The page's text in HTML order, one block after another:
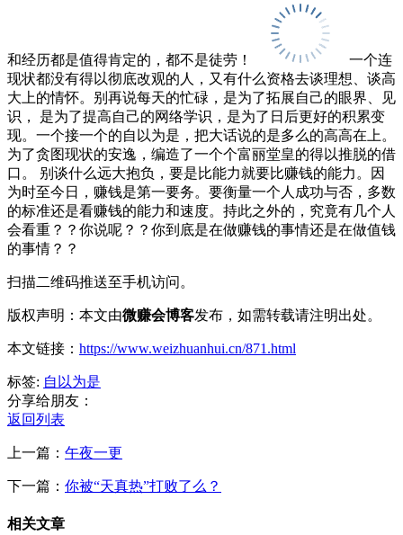
和经历都是值得肯定的，都不是徒劳！
一个连
现状都没有得以彻底改观的人，又有什么资格去谈理想、谈高
大上的情怀。别再说每天的忙碌，是为了拓展自己的眼界、见
识， 是为了提高自己的网络学识，是为了日后更好的积累变
现。一个接一个的自以为是，把大话说的是多么的高高在上。
为了贪图现状的安逸，编造了一个个富丽堂皇的得以推脱的借
口。 别谈什么远大抱负，要是比能力就要比赚钱的能力。因
为时至今日，赚钱是第一要务。要衡量一个人成功与否，多数
的标准还是看赚钱的能力和速度。持此之外的，究竟有几个人
会看重？？你说呢？？你到底是在做赚钱的事情还是在做值钱
的事情？？
扫描二维码推送至手机访问。
版权声明：本文由微赚会博客发布，如需转载请注明出处。
本文链接： https://www.weizhuanhui.cn/871.html
标签: 自以为是
分享给朋友：
返回列表
上一篇： 午夜一更
下一篇： 你被“天真热”打败了么？
相关文章